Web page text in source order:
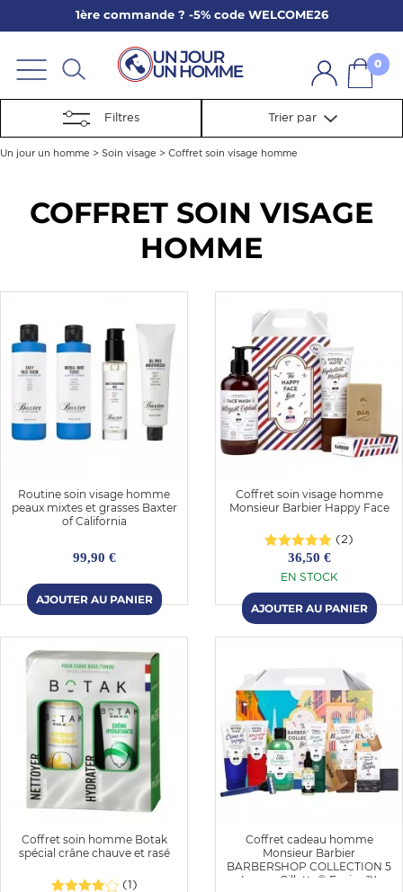
1ère commande ? -5% code WELCOME26
0
Filtres Trier par
Un jour un homme > Soin visage > Coffret soin visage homme
COFFRET SOIN VISAGE
HOMME
Routine soin visage homme
peaux mixtes et grasses Baxter
of California
99,90 €
Coffret soin visage homme
Monsieur Barbier Happy Face
(2)
36,50 €
EN STOCK
Coffret soin homme Botak
spécial crâne chauve et rasé
(1)
Coffret cadeau homme
Monsieur Barbier
BARBERSHOP COLLECTION 5
Lames Gillette® Fusion™